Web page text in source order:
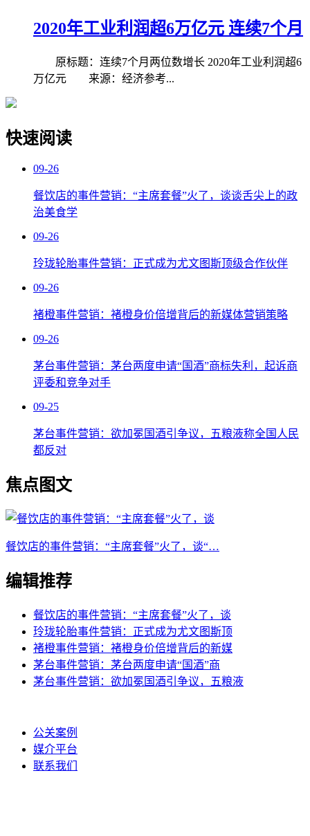
2020年工业利润超6万亿元 连续7个月
原标题：连续7个月两位数增长 2020年工业利润超6
万亿元 来源：经济参考...
快速阅读
09-26
餐饮店的事件营销：“主席套餐”火了，谈谈舌尖上的政
治美食学
09-26
玲珑轮胎事件营销：正式成为尤文图斯顶级合作伙伴
09-26
褚橙事件营销：褚橙身价倍增背后的新媒体营销策略
09-26
茅台事件营销：茅台两度申请“国酒”商标失利，起诉商
评委和竞争对手
09-25
茅台事件营销：欲加冕国酒引争议，五粮液称全国人民
都反对
焦点图文
餐饮店的事件营销：“主席套餐”火了，谈“…
编辑推荐
餐饮店的事件营销：“主席套餐”火了，谈
玲珑轮胎事件营销：正式成为尤文图斯顶
褚橙事件营销：褚橙身价倍增背后的新媒
茅台事件营销：茅台两度申请“国酒”商
茅台事件营销：欲加冕国酒引争议，五粮液
公关案例
媒介平台
联系我们